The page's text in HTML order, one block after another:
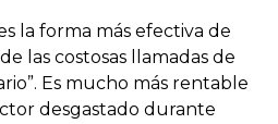
la forma más efectiva de
las costosas llamadas de
Es mucho más rentable
desgastado durante